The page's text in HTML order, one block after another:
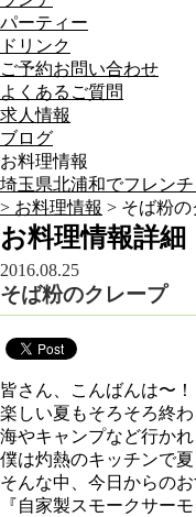
パーティー
ドリンク
ご予約お問い合わせ
よくあるご質問
求人情報
ブログ
お料理情報
埼玉県北浦和でフレン
> お料理情報 > そば粉
お料理情報詳細
2016.08.25
そば粉のクレープ
皆さん、こんばんは〜！
楽しい夏もそろそろ終
海やキャンプなど行かれ
僕は灼熱のキッチンで
そんな中、今日からのお
『自家製スモークサー